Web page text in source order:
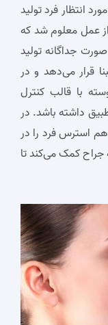
انتظار فرد تولید
عمل معلوم شد که
جداگانه تولید
قرار می‌دهد و در
با قالب کنترل
داشته باشد. در
استرس فرد را در
جراح کمک می‌کند تا